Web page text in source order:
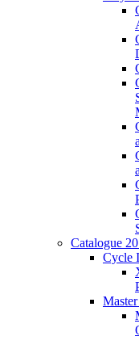
Catalogue
Cycle